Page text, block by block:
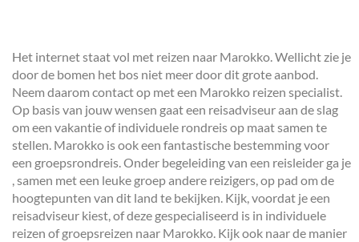
Het internet staat vol met reizen naar Marokko. Wellicht zie je
door de bomen het bos niet meer door dit grote aanbod.
Neem daarom contact op met een Marokko reizen specialist.
Op basis van jouw wensen gaat een reisadviseur aan de slag
om een vakantie of individuele rondreis op maat samen te
stellen. Marokko is ook een fantastische bestemming voor
een groepsrondreis. Onder begeleiding van een reisleider ga je
, samen met een leuke groep andere reizigers, op pad om de
hoogtepunten van dit land te bekijken. Kijk, voordat je een
reisadviseur kiest, of deze gespecialiseerd is in individuele
reizen of groepsreizen naar Marokko. Kijk ook naar de manier